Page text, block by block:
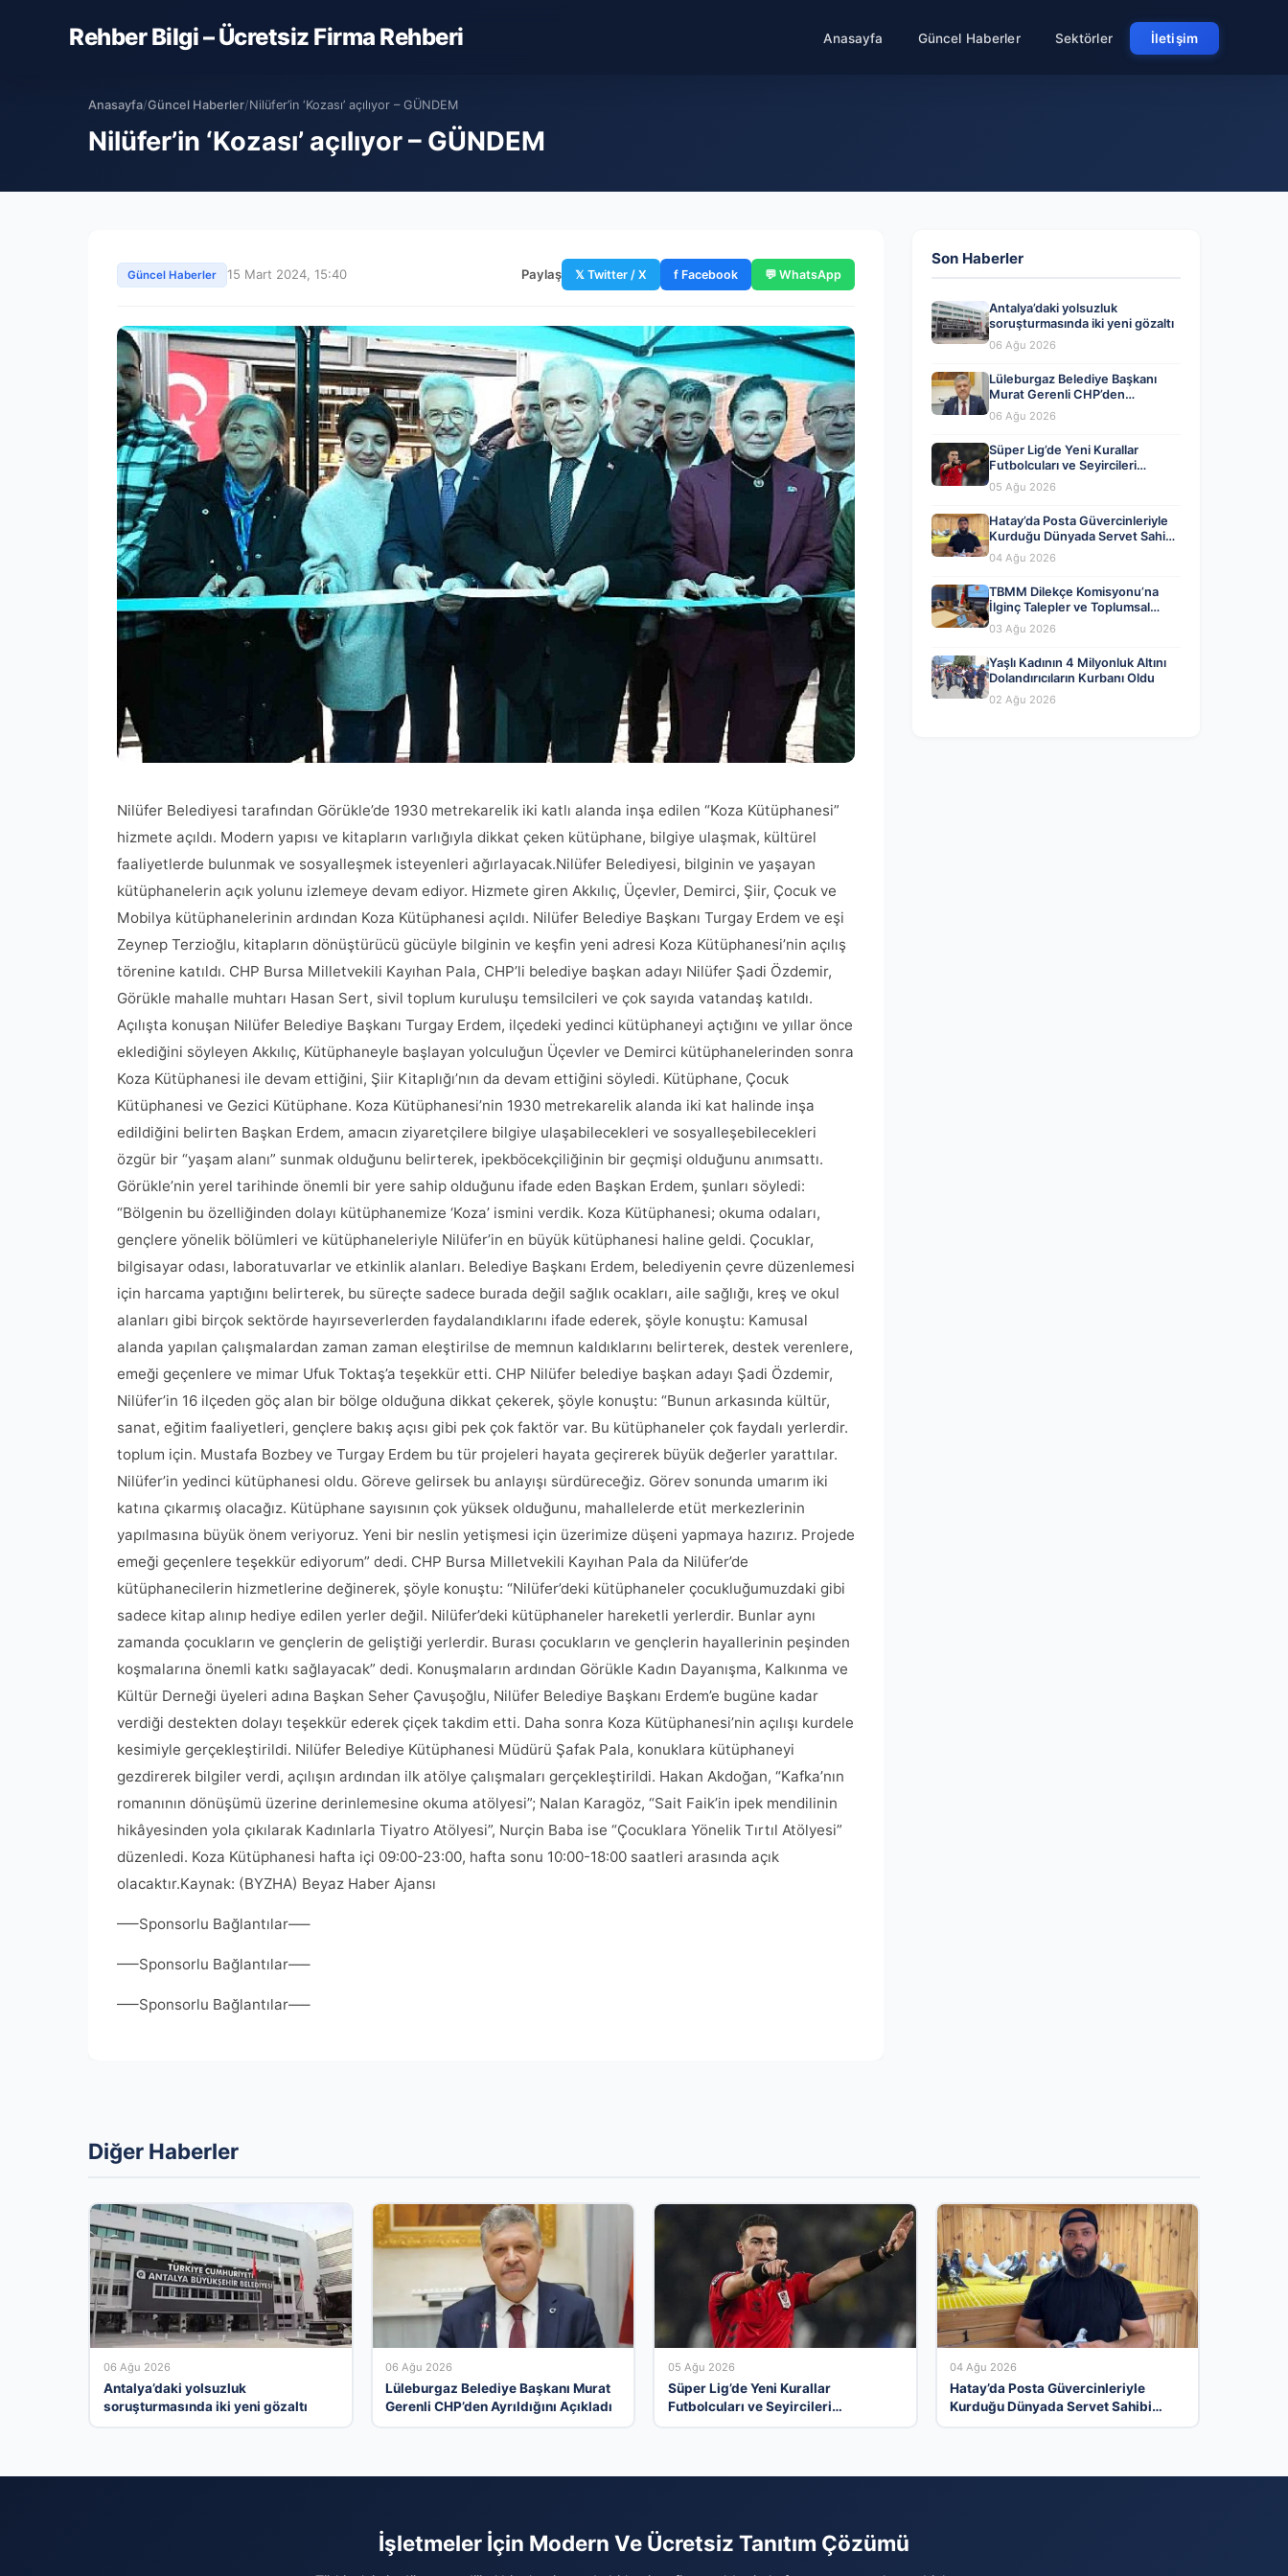
Rehber Bilgi – Ücretsiz Firma Rehberi Anasayfa Güncel Haberler Sektörler İletişim
Anasayfa/Güncel Haberler/Nilüfer’in ‘Kozası’ açılıyor – GÜNDEM
Nilüfer’in ‘Kozası’ açılıyor – GÜNDEM
Güncel Haberler 15 Mart 2024, 15:40 Paylaş 𝕏 Twitter / X f Facebook 💬 WhatsApp
Nilüfer Belediyesi tarafından Görükle’de 1930 metrekarelik iki katlı alanda inşa edilen “Koza Kütüphanesi”
hizmete açıldı. Modern yapısı ve kitapların varlığıyla dikkat çeken kütüphane, bilgiye ulaşmak, kültürel
faaliyetlerde bulunmak ve sosyalleşmek isteyenleri ağırlayacak.Nilüfer Belediyesi, bilginin ve yaşayan
kütüphanelerin açık yolunu izlemeye devam ediyor. Hizmete giren Akkılıç, Üçevler, Demirci, Şiir, Çocuk ve
Mobilya kütüphanelerinin ardından Koza Kütüphanesi açıldı. Nilüfer Belediye Başkanı Turgay Erdem ve eşi
Zeynep Terzioğlu, kitapların dönüştürücü gücüyle bilginin ve keşfin yeni adresi Koza Kütüphanesi’nin açılış
törenine katıldı. CHP Bursa Milletvekili Kayıhan Pala, CHP’li belediye başkan adayı Nilüfer Şadi Özdemir,
Görükle mahalle muhtarı Hasan Sert, sivil toplum kuruluşu temsilcileri ve çok sayıda vatandaş katıldı.
Açılışta konuşan Nilüfer Belediye Başkanı Turgay Erdem, ilçedeki yedinci kütüphaneyi açtığını ve yıllar önce
eklediğini söyleyen Akkılıç, Kütüphaneyle başlayan yolculuğun Üçevler ve Demirci kütüphanelerinden sonra
Koza Kütüphanesi ile devam ettiğini, Şiir Kitaplığı’nın da devam ettiğini söyledi. Kütüphane, Çocuk
Kütüphanesi ve Gezici Kütüphane. Koza Kütüphanesi’nin 1930 metrekarelik alanda iki kat halinde inşa
edildiğini belirten Başkan Erdem, amacın ziyaretçilere bilgiye ulaşabilecekleri ve sosyalleşebilecekleri
özgür bir “yaşam alanı” sunmak olduğunu belirterek, ipekböcekçiliğinin bir geçmişi olduğunu anımsattı.
Görükle’nin yerel tarihinde önemli bir yere sahip olduğunu ifade eden Başkan Erdem, şunları söyledi:
“Bölgenin bu özelliğinden dolayı kütüphanemize ‘Koza’ ismini verdik. Koza Kütüphanesi; okuma odaları,
gençlere yönelik bölümleri ve kütüphaneleriyle Nilüfer’in en büyük kütüphanesi haline geldi. Çocuklar,
bilgisayar odası, laboratuvarlar ve etkinlik alanları. Belediye Başkanı Erdem, belediyenin çevre düzenlemesi
için harcama yaptığını belirterek, bu süreçte sadece burada değil sağlık ocakları, aile sağlığı, kreş ve okul
alanları gibi birçok sektörde hayırseverlerden faydalandıklarını ifade ederek, şöyle konuştu: Kamusal
alanda yapılan çalışmalardan zaman zaman eleştirilse de memnun kaldıklarını belirterek, destek verenlere,
emeği geçenlere ve mimar Ufuk Toktaş’a teşekkür etti. CHP Nilüfer belediye başkan adayı Şadi Özdemir,
Nilüfer’in 16 ilçeden göç alan bir bölge olduğuna dikkat çekerek, şöyle konuştu: “Bunun arkasında kültür,
sanat, eğitim faaliyetleri, gençlere bakış açısı gibi pek çok faktör var. Bu kütüphaneler çok faydalı yerlerdir.
toplum için. Mustafa Bozbey ve Turgay Erdem bu tür projeleri hayata geçirerek büyük değerler yarattılar.
Nilüfer’in yedinci kütüphanesi oldu. Göreve gelirsek bu anlayışı sürdüreceğiz. Görev sonunda umarım iki
katına çıkarmış olacağız. Kütüphane sayısının çok yüksek olduğunu, mahallelerde etüt merkezlerinin
yapılmasına büyük önem veriyoruz. Yeni bir neslin yetişmesi için üzerimize düşeni yapmaya hazırız. Projede
emeği geçenlere teşekkür ediyorum” dedi. CHP Bursa Milletvekili Kayıhan Pala da Nilüfer’de
kütüphanecilerin hizmetlerine değinerek, şöyle konuştu: “Nilüfer’deki kütüphaneler çocukluğumuzdaki gibi
sadece kitap alınıp hediye edilen yerler değil. Nilüfer’deki kütüphaneler hareketli yerlerdir. Bunlar aynı
zamanda çocukların ve gençlerin de geliştiği yerlerdir. Burası çocukların ve gençlerin hayallerinin peşinden
koşmalarına önemli katkı sağlayacak” dedi. Konuşmaların ardından Görükle Kadın Dayanışma, Kalkınma ve
Kültür Derneği üyeleri adına Başkan Seher Çavuşoğlu, Nilüfer Belediye Başkanı Erdem’e bugüne kadar
verdiği destekten dolayı teşekkür ederek çiçek takdim etti. Daha sonra Koza Kütüphanesi’nin açılışı kurdele
kesimiyle gerçekleştirildi. Nilüfer Belediye Kütüphanesi Müdürü Şafak Pala, konuklara kütüphaneyi
gezdirerek bilgiler verdi, açılışın ardından ilk atölye çalışmaları gerçekleştirildi. Hakan Akdoğan, “Kafka’nın
romanının dönüşümü üzerine derinlemesine okuma atölyesi”; Nalan Karagöz, “Sait Faik’in ipek mendilinin
hikâyesinden yola çıkılarak Kadınlarla Tiyatro Atölyesi”, Nurçin Baba ise “Çocuklara Yönelik Tırtıl Atölyesi”
düzenledi. Koza Kütüphanesi hafta içi 09:00-23:00, hafta sonu 10:00-18:00 saatleri arasında açık
olacaktır.Kaynak: (BYZHA) Beyaz Haber Ajansı
—–Sponsorlu Bağlantılar—–
—–Sponsorlu Bağlantılar—–
—–Sponsorlu Bağlantılar—–
Son Haberler
Antalya’daki yolsuzluk
soruşturmasında iki yeni gözaltı
06 Ağu 2026
Lüleburgaz Belediye Başkanı
Murat Gerenli CHP’den
Ayrıldığını Açıkladı
06 Ağu 2026
Süper Lig’de Yeni Kurallar
Futbolcuları ve Seyircileri
Heyecanlandırdı
05 Ağu 2026
Hatay’da Posta Güvercinleriyle
Kurduğu Dünyada Servet Sahibi
Oldu
04 Ağu 2026
TBMM Dilekçe Komisyonu’na
İlginç Talepler ve Toplumsal
Gündem
03 Ağu 2026
Yaşlı Kadının 4 Milyonluk Altını
Dolandırıcıların Kurbanı Oldu
02 Ağu 2026
Diğer Haberler
06 Ağu 2026
Antalya’daki yolsuzluk
soruşturmasında iki yeni gözaltı
06 Ağu 2026
Lüleburgaz Belediye Başkanı Murat
Gerenli CHP’den Ayrıldığını Açıkladı
05 Ağu 2026
Süper Lig’de Yeni Kurallar
Futbolcuları ve Seyircileri
04 Ağu 2026
Hatay’da Posta Güvercinleriyle
Kurduğu Dünyada Servet Sahibi
İşletmeler İçin Modern Ve Ücretsiz Tanıtım Çözümü